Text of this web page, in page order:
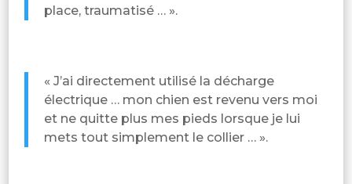
place, traumatisé … ».
« J’ai directement utilisé la décharge
électrique … mon chien est revenu vers moi
et ne quitte plus mes pieds lorsque je lui
mets tout simplement le collier … ».